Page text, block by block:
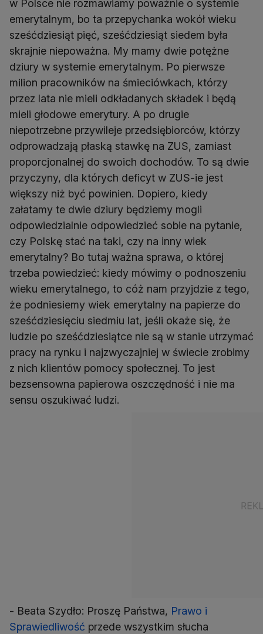
w Polsce nie rozmawiamy poważnie o systemie
emerytalnym, bo ta przepychanka wokół wieku
sześćdziesiąt pięć, sześćdziesiąt siedem była
skrajnie niepoważna. My mamy dwie potężne
dziury w systemie emerytalnym. Po pierwsze
milion pracowników na śmieciówkach, którzy
przez lata nie mieli odkładanych składek i będą
mieli głodowe emerytury. A po drugie
niepotrzebne przywileje przedsiębiorców, którzy
odprowadzają płaską stawkę na ZUS, zamiast
proporcjonalnej do swoich dochodów. To są dwie
przyczyny, dla których deficyt w ZUS-ie jest
większy niż być powinien. Dopiero, kiedy
załatamy te dwie dziury będziemy mogli
odpowiedzialnie odpowiedzieć sobie na pytanie,
czy Polskę stać na taki, czy na inny wiek
emerytalny? Bo tutaj ważna sprawa, o której
trzeba powiedzieć: kiedy mówimy o podnoszeniu
wieku emerytalnego, to cóż nam przyjdzie z tego,
że podniesiemy wiek emerytalny na papierze do
sześćdziesięciu siedmiu lat, jeśli okaże się, że
ludzie po sześćdziesiątce nie są w stanie utrzymać
pracy na rynku i najzwyczajniej w świecie zrobimy
z nich klientów pomocy społecznej. To jest
bezsensowna papierowa oszczędność i nie ma
sensu oszukiwać ludzi.
- Beata Szydło: Proszę Państwa, Prawo i
Sprawiedliwość przede wszystkim słucha